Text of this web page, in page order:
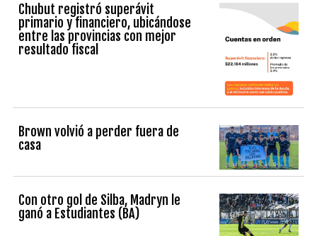
Chubut registró superávit
primario y financiero, ubicándose
entre las provincias con mejor
resultado fiscal
Brown volvió a perder fuera de
casa
Con otro gol de Silba, Madryn le
ganó a Estudiantes (BA)